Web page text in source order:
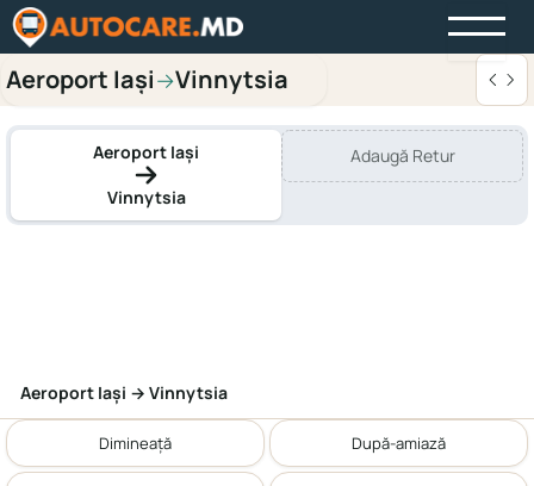
Aeroport Iași→Vinnytsia
Aeroport Iași
Vinnytsia
Adaugă Retur
Aeroport Iași → Vinnytsia
Dimineață După-amiază